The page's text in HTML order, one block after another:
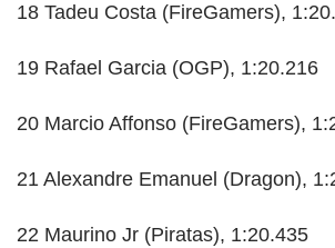
18 Tadeu Costa (FireGamers),
19 Rafael Garcia (OGP), 1:20.216
20 Marcio Affonso (FireGamers),
21 Alexandre Emanuel (Dragon),
22 Maurino Jr (Piratas), 1:20.435